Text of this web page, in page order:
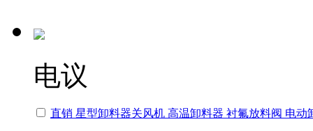
电议
直销 星型卸料器关风机 高温卸料器 衬氟放料阀 电动